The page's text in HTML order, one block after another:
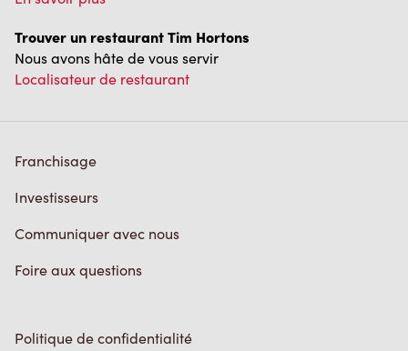
Trouver un restaurant Tim Hortons
Nous avons hâte de vous servir
Localisateur de restaurant
Investisseurs
Communiquer avec nous
Foire aux questions